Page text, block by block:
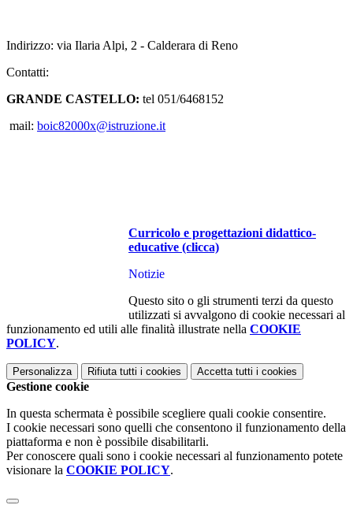
Indirizzo: via Ilaria Alpi, 2 - Calderara di Reno
Contatti:
GRANDE CASTELLO: tel 051/6468152
mail: boic82000x@istruzione.it
Curricolo e progettazioni didattico-
educative (clicca)
Notizie
Questo sito o gli strumenti terzi da questo
utilizzati si avvalgono di cookie necessari al
funzionamento ed utili alle finalità illustrate nella COOKIE
POLICY.
Personalizza Rifiuta tutti i cookies Accetta tutti i cookies
Gestione cookie
In questa schermata è possibile scegliere quali cookie consentire.
I cookie necessari sono quelli che consentono il funzionamento della
piattaforma e non è possibile disabilitarli.
Per conoscere quali sono i cookie necessari al funzionamento potete
visionare la COOKIE POLICY.